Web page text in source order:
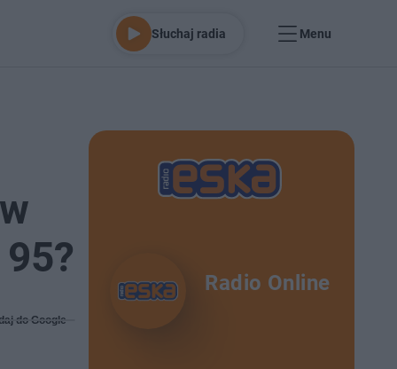
Słuchaj radia Menu
do Google
Radio Online